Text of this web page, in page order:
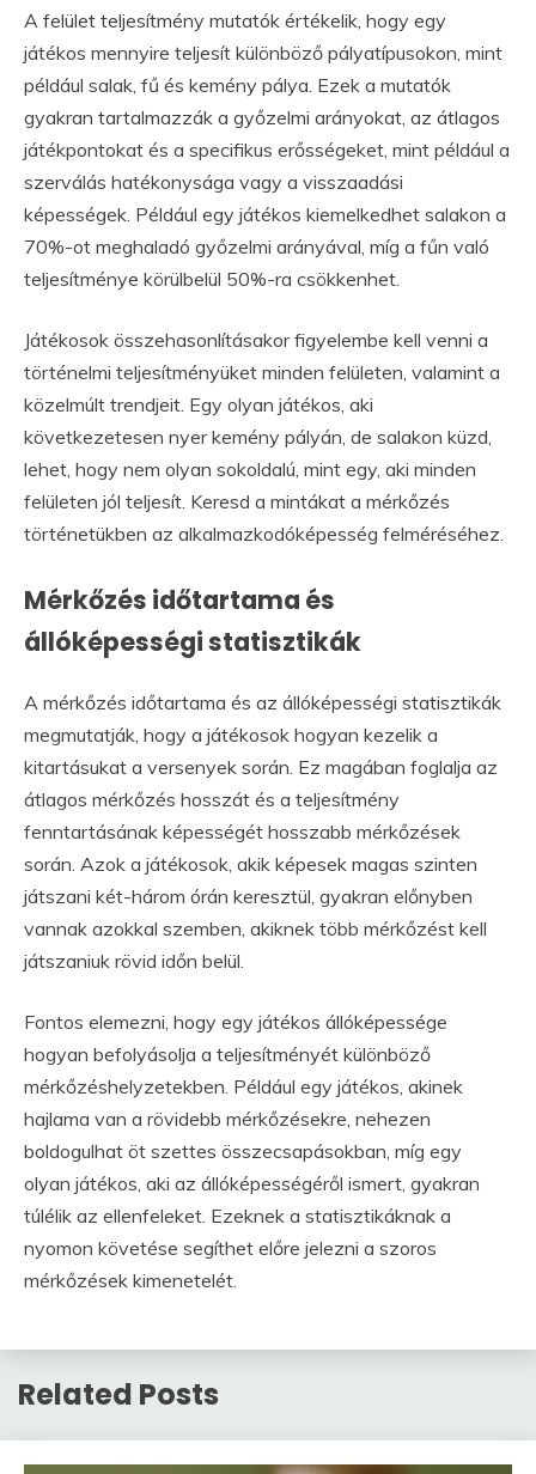
A felület teljesítmény mutatók értékelik, hogy egy
játékos mennyire teljesít különböző pályatípusokon, mint
például salak, fű és kemény pálya. Ezek a mutatók
gyakran tartalmazzák a győzelmi arányokat, az átlagos
játékpontokat és a specifikus erősségeket, mint például a
szerválás hatékonysága vagy a visszaadási
képességek. Például egy játékos kiemelkedhet salakon a
70%-ot meghaladó győzelmi arányával, míg a fűn való
teljesítménye körülbelül 50%-ra csökkenhet.
Játékosok összehasonlításakor figyelembe kell venni a
történelmi teljesítményüket minden felületen, valamint a
közelmúlt trendjeit. Egy olyan játékos, aki
következetesen nyer kemény pályán, de salakon küzd,
lehet, hogy nem olyan sokoldalú, mint egy, aki minden
felületen jól teljesít. Keresd a mintákat a mérkőzés
történetükben az alkalmazkodóképesség felméréséhez.
Mérkőzés időtartama és
állóképességi statisztikák
A mérkőzés időtartama és az állóképességi statisztikák
megmutatják, hogy a játékosok hogyan kezelik a
kitartásukat a versenyek során. Ez magában foglalja az
átlagos mérkőzés hosszát és a teljesítmény
fenntartásának képességét hosszabb mérkőzések
során. Azok a játékosok, akik képesek magas szinten
játszani két-három órán keresztül, gyakran előnyben
vannak azokkal szemben, akiknek több mérkőzést kell
játszaniuk rövid időn belül.
Fontos elemezni, hogy egy játékos állóképessége
hogyan befolyásolja a teljesítményét különböző
mérkőzéshelyzetekben. Például egy játékos, akinek
hajlama van a rövidebb mérkőzésekre, nehezen
boldogulhat öt szettes összecsapásokban, míg egy
olyan játékos, aki az állóképességéről ismert, gyakran
túlélik az ellenfeleket. Ezeknek a statisztikáknak a
nyomon követése segíthet előre jelezni a szoros
mérkőzések kimenetelét.
Related Posts